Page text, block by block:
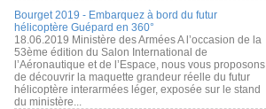
Bourget 2019 - Embarquez à bord du futur
hélicoptère Guépard en 360°
18.06.2019 Ministère des Armées A l’occasion de la
53ème édition du Salon International de
l’Aéronautique et de l’Espace, nous vous proposons
de découvrir la maquette grandeur réelle du futur
hélicoptère interarmées léger, exposée sur le stand
du ministère...